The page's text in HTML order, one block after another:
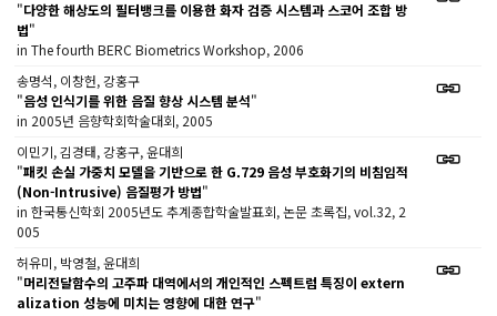
"다양한 해상도의 필터뱅크를 이용한 화자 검증 시스템과 스코어 조합 방
법"
in The fourth BERC Biometrics Workshop, 2006
송명석, 이창헌, 강홍구
"음성 인식기를 위한 음질 향상 시스템 분석"
in 2005년 음향학회학술대회, 2005
이민기, 김경태, 강홍구, 윤대희
"패킷 손실 가중치 모델을 기반으로 한 G.729 음성 부호화기의 비침임적
(Non-Intrusive) 음질평가 방법"
in 한국통신학회 2005년도 추계종합학술발표회, 논문 초록집, vol.32, 2
005
허유미, 박영철, 윤대희
"머리전달함수의 고주파 대역에서의 개인적인 스펙트럼 특징이 extern
alization 성능에 미치는 영향에 대한 연구"